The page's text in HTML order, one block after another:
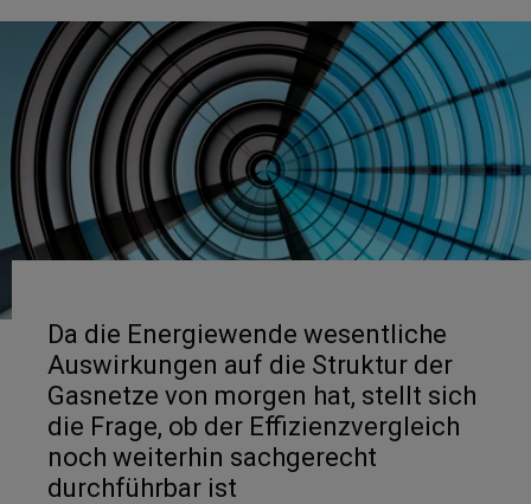
Da die Energiewende wesentliche
Auswirkungen auf die Struktur der
Gasnetze von morgen hat, stellt sich
die Frage, ob der Effizienzvergleich
noch weiterhin sachgerecht
durchführbar ist